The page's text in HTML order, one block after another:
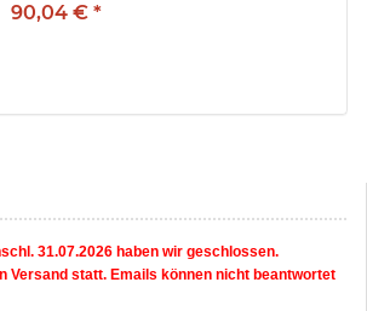
90,04 € *
31.07.2026 haben wir geschlossen.
Versand statt. Emails können nicht beantwortet